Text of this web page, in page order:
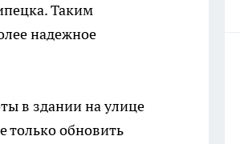
Таким
надежное
в здании на улице
только обновить